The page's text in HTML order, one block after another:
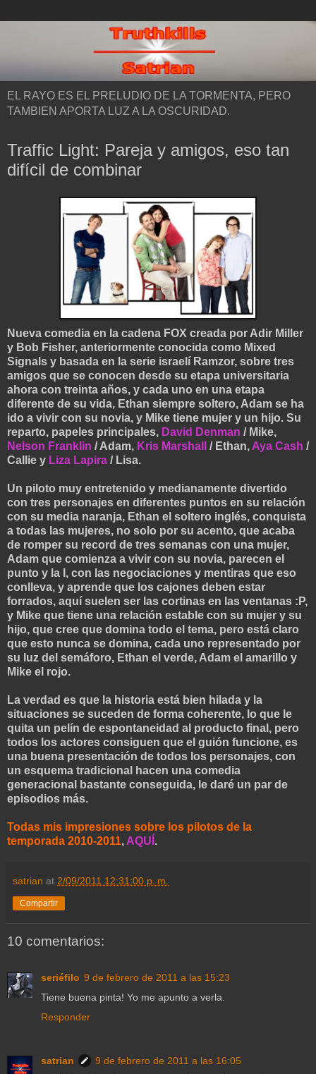
EL RAYO ES EL PRELUDIO DE LA TORMENTA, PERO
TAMBIEN APORTA LUZ A LA OSCURIDAD.
Traffic Light: Pareja y amigos, eso tan
difícil de combinar
Nueva comedia en la cadena FOX creada por Adir Miller
y Bob Fisher, anteriormente conocida como Mixed
Signals y basada en la serie israelí Ramzor, sobre tres
amigos que se conocen desde su etapa universitaria
ahora con treinta años, y cada uno en una etapa
diferente de su vida, Ethan siempre soltero, Adam se ha
ido a vivir con su novia, y Mike tiene mujer y un hijo. Su
reparto, papeles principales, David Denman / Mike,
Nelson Franklin / Adam, Kris Marshall / Ethan, Aya Cash /
Callie y Liza Lapira / Lisa.
Un piloto muy entretenido y medianamente divertido
con tres personajes en diferentes puntos en su relación
con su media naranja, Ethan el soltero inglés, conquista
a todas las mujeres, no solo por su acento, que acaba
de romper su record de tres semanas con una mujer,
Adam que comienza a vivir con su novia, parecen el
punto y la I, con las negociaciones y mentiras que eso
conlleva, y aprende que los cajones deben estar
forrados, aquí suelen ser las cortinas en las ventanas :P,
y Mike que tiene una relación estable con su mujer y su
hijo, que cree que domina todo el tema, pero está claro
que esto nunca se domina, cada uno representado por
su luz del semáforo, Ethan el verde, Adam el amarillo y
Mike el rojo.
La verdad es que la historia está bien hilada y la
situaciones se suceden de forma coherente, lo que le
quita un pelín de espontaneidad al producto final, pero
todos los actores consiguen que el guión funcione, es
una buena presentación de todos los personajes, con
un esquema tradicional hacen una comedia
generacional bastante conseguida, le daré un par de
episodios más.
Todas mis impresiones sobre los pilotos de la
temporada 2010-2011, AQUÍ .
satrian at 2/09/2011 12:31:00 p. m.
Compartir
10 comentarios:
seriéfilo 9 de febrero de 2011 a las 15:23
Tiene buena pinta! Yo me apunto a verla.
Responder
satrian
9 de febrero de 2011 a las 16:05